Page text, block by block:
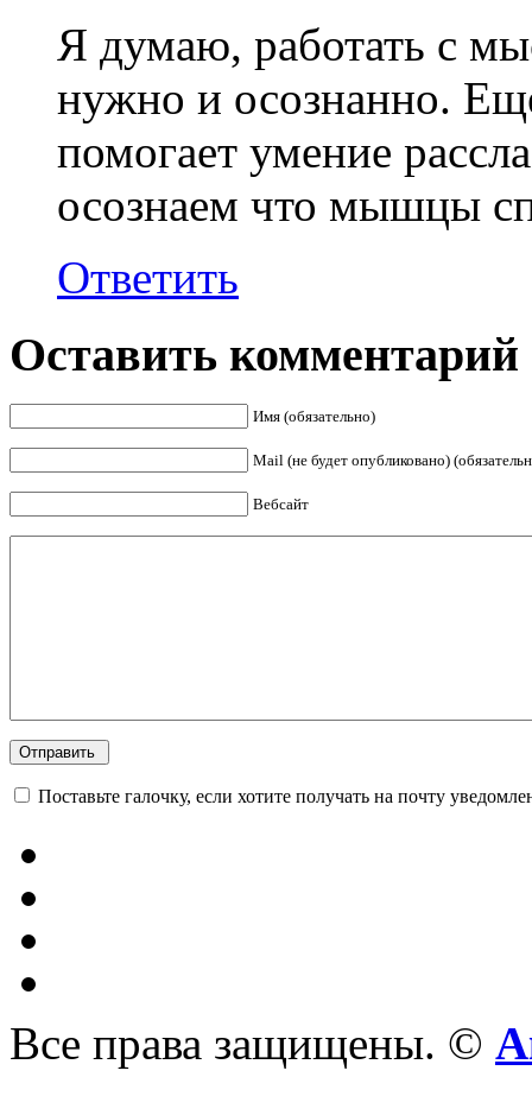
Я думаю, работать с
нужно и осознанно.
помогает умение
осознаем что мышцы
Ответить
Оставить комментарий
Имя (обязательно)
Mail (не будет опубликовано)
Вебсайт
Поставьте галочку, если хотите получать на почту
Все права защищены. ©